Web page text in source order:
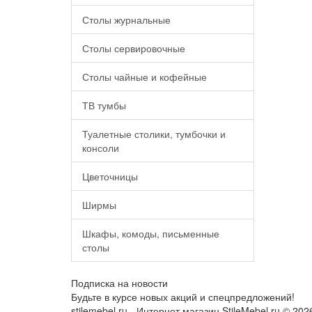
Столы журнальные
Столы сервировочные
Столы чайные и кофейные
ТВ тумбы
Туалетные столики, тумбочки и
консоли
Цветочницы
Ширмы
Шкафы, комоды, письменные
столы
Подписка на новости
Будьте в курсе новых акций и спецпредложений!